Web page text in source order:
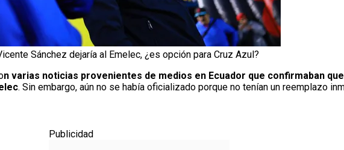
Sánchez dejaría al Emelec, ¿es opción para Cruz Azul?
n varias noticias provenientes de medios en Ecuador que confirmaban
. Sin embargo, aún no se había oficializado porque no tenían un reemplazo
Publicidad